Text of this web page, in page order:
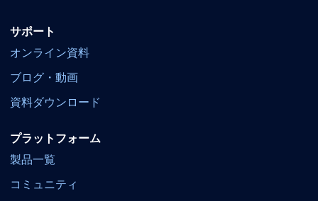
サポート
オンライン資料
ブログ・動画
資料ダウンロード
プラットフォーム
製品一覧
コミュニティ